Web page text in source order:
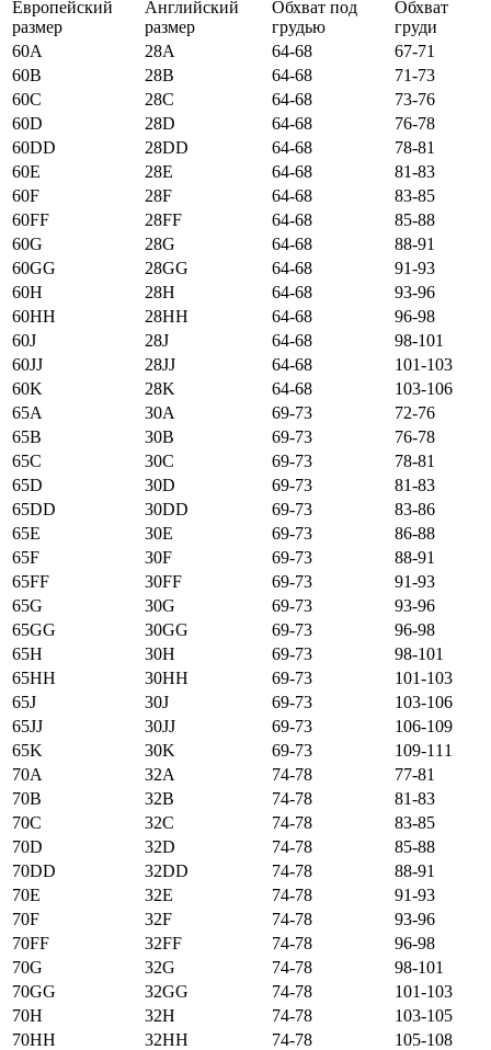
Европейский
размер
Английский
размер
Обхват под
грудью
Обхват
груди
60А
28А 64-68
67-71
60B
28B 64-68
71-73
60C
28C 64-68
73-76
60D
28D 64-68
76-78
60DD
28DD 64-68
78-81
60E
28E 64-68
81-83
60F
28F 64-68
83-85
60FF
28FF 64-68
85-88
60G
28G 64-68
88-91
60GG
28GG 64-68
91-93
60H
28H 64-68
93-96
60HH
28HH 64-68
96-98
60J
28J 64-68
98-101
60JJ
28JJ 64-68
101-103
60K
28K 64-68
103-106
65А
30А 69-73
72-76
65B
30B 69-73
76-78
65C
30C 69-73
78-81
65D
30D 69-73
81-83
65DD
30DD 69-73
83-86
65E
30E 69-73
86-88
65F
30F 69-73
88-91
65FF
30FF 69-73
91-93
65G
30G 69-73
93-96
65GG
30GG 69-73
96-98
65H
30H 69-73
98-101
65HH
30HH 69-73
101-103
65J
30J 69-73
103-106
65JJ
30JJ 69-73
106-109
65K
30K 69-73
109-111
70А
32А 74-78
77-81
70B
32B 74-78
81-83
70C
32C 74-78
83-85
70D
32D 74-78
85-88
70DD
32DD 74-78
88-91
70E
32E 74-78
91-93
70F
32F 74-78
93-96
70FF
32FF 74-78
96-98
70G
32G 74-78
98-101
70GG
32GG 74-78
101-103
70H
32H 74-78
103-105
70HH
32HH 74-78
105-108